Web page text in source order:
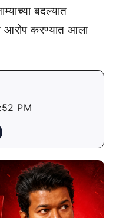
बदल्यात
आरोप करण्यात आला
PM